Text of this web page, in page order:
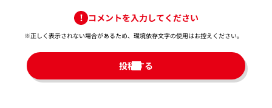
コメントを入力してください
※正しく表示されない場合があるため、環境依存文字の使用はお控えください。​
投稿する